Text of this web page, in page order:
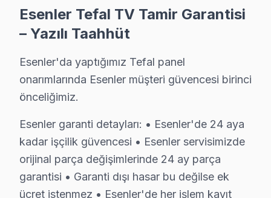
Şeffaf Fiyatlandırma ve Müşteri Memnuniyeti
Servis sürecinin başından sonuna kadar şeffaf fiyat
Ücretsiz Arıza Tespiti: Esenler'de arıza tespiti
Şeffaf Fiyat Teklifi: Hangi bileşenlerin değişeceğini,
Garantili Servis Avantajı: 6 ay-2 yıl garanti ile aynı
Esenler Tefal Mevsimsel Servis Verisi
Esenler'de Tefal panel servis talebinin mevsimsel
Metro ve Otogar güzergahındaki trafik yoğunluğu da
Esenler Tefal TV Tamir Garantisi
– Yazılı Taahhüt
Esenler'da yaptığımız Tefal panel
onarımlarında Esenler müşteri güvencesi birinci
önceliğimiz.
Esenler garanti detayları: • Esenler'de 24 aya
kadar işçilik güvencesi • Esenler servisimizde
orijinal parça değişimlerinde 24 ay parça
garantisi • Garanti dışı hasar bu değilse ek
ücret istenmez • Esenler'de her işlem kayıt